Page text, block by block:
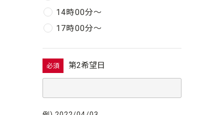
14時00分〜
17時00分〜
必須 第2希望日